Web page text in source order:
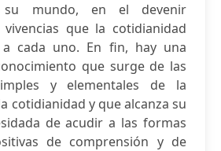
su mundo, en el devenir
que la cotidianidad
cada uno. En fin, hay una
que surge de las
y elementales de la
cotidianidad y que alcanza su
de acudir a las formas
de comprensión y de